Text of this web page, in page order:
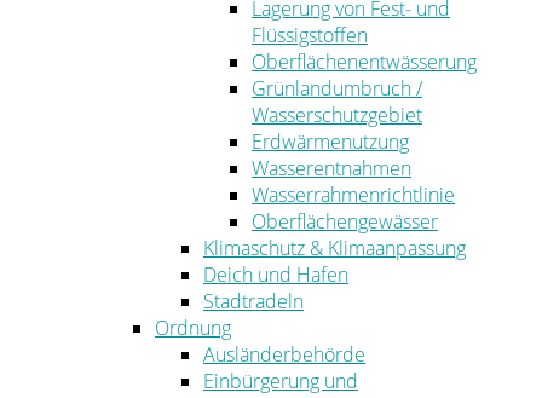
Lagerung von Fest- und
Flüssigstoffen
Oberflächenentwässerung
Grünlandumbruch /
Wasserschutzgebiet
Erdwärmenutzung
Wasserentnahmen
Wasserrahmenrichtlinie
Oberflächengewässer
Klimaschutz & Klimaanpassung
Deich und Hafen
Stadtradeln
Ordnung
Ausländerbehörde
Einbürgerung und